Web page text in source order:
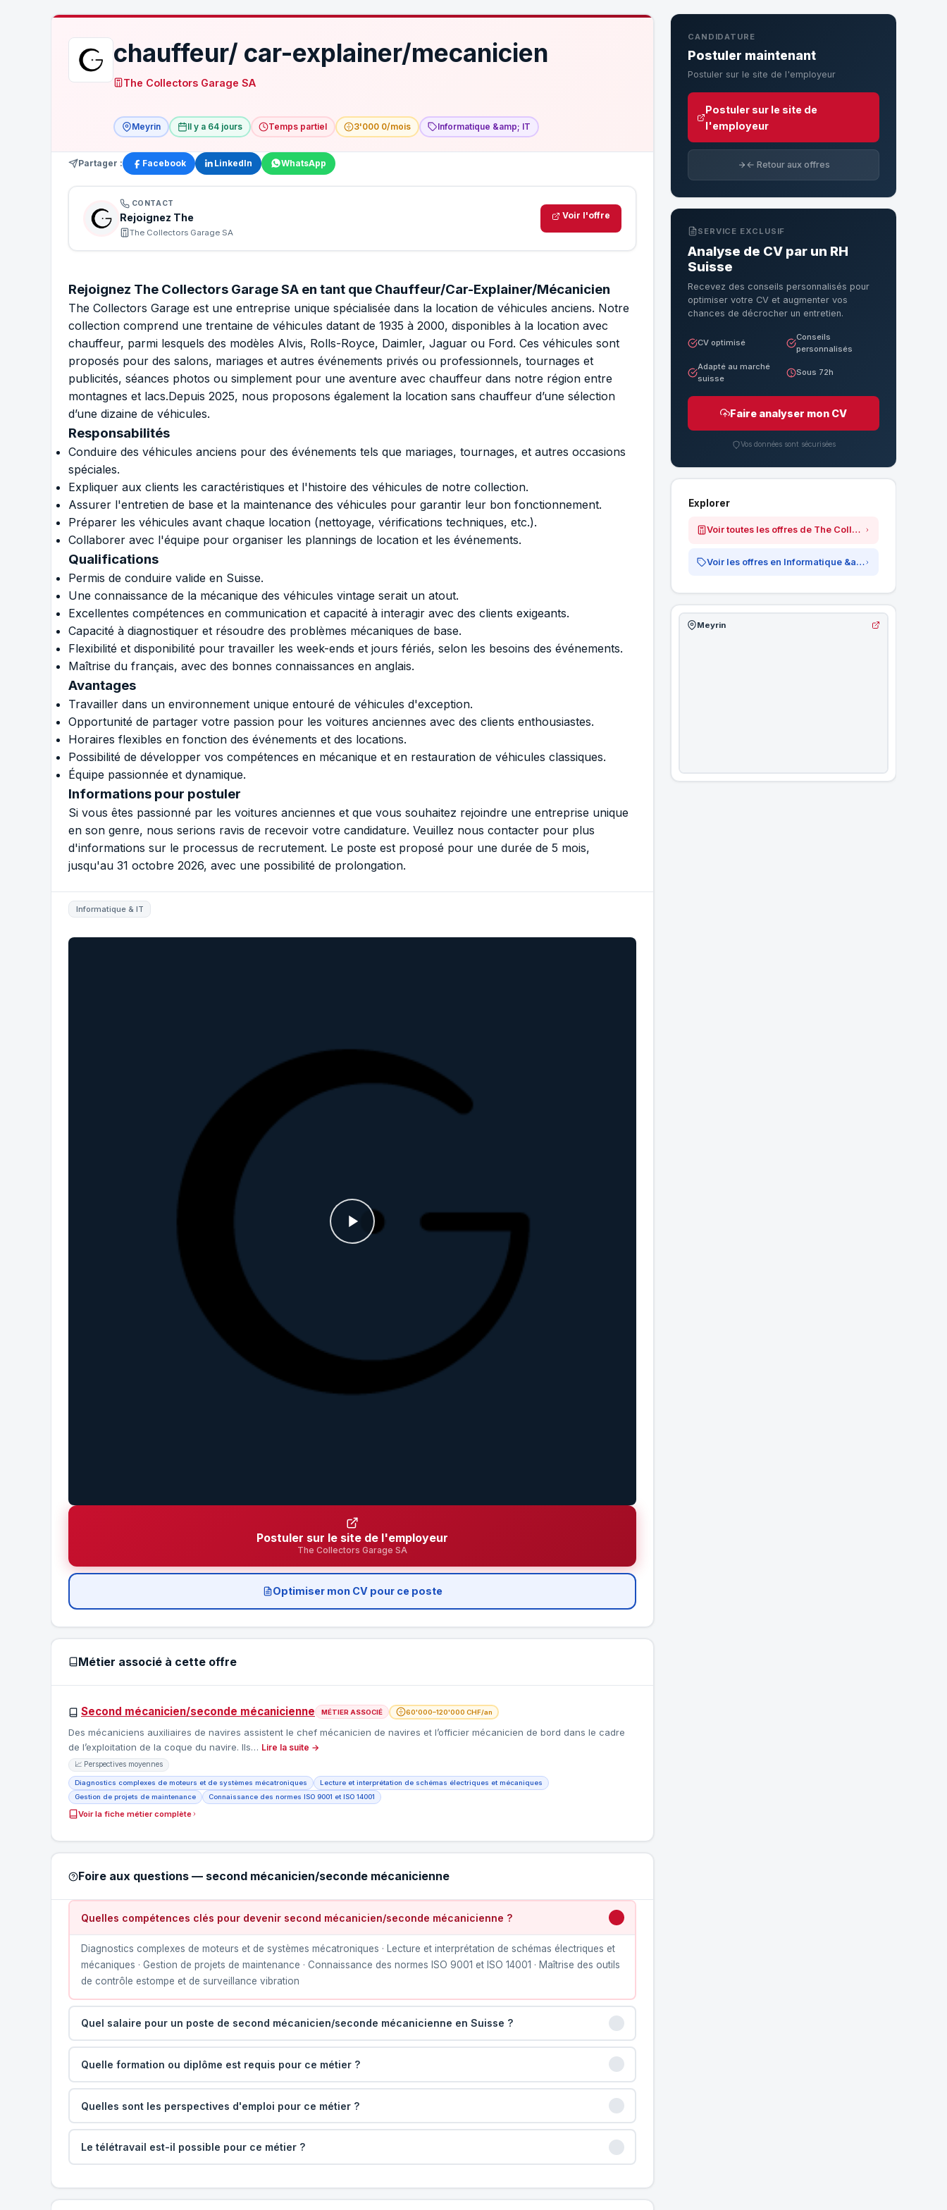
chauffeur/ car-explainer/mecanicien
The Collectors Garage SA
Meyrin Il y a 64 jours Temps partiel 3'000 0/mois Informatique &amp; IT
Partager : Facebook LinkedIn WhatsApp
CONTACT
Rejoignez The
The Collectors Garage SA
Voir l'offre
Rejoignez The Collectors Garage SA en tant que Chauffeur/Car-Explainer/Mécanicien
The Collectors Garage est une entreprise unique spécialisée dans la location de véhicules anciens. Notre
collection comprend une trentaine de véhicules datant de 1935 à 2000, disponibles à la location avec
chauffeur, parmi lesquels des modèles Alvis, Rolls-Royce, Daimler, Jaguar ou Ford. Ces véhicules sont
proposés pour des salons, mariages et autres événements privés ou professionnels, tournages et
publicités, séances photos ou simplement pour une aventure avec chauffeur dans notre région entre
montagnes et lacs.Depuis 2025, nous proposons également la location sans chauffeur d’une sélection
d’une dizaine de véhicules.
Responsabilités
Conduire des véhicules anciens pour des événements tels que mariages, tournages, et autres occasions
spéciales.
Expliquer aux clients les caractéristiques et l'histoire des véhicules de notre collection.
Assurer l'entretien de base et la maintenance des véhicules pour garantir leur bon fonctionnement.
Préparer les véhicules avant chaque location (nettoyage, vérifications techniques, etc.).
Collaborer avec l'équipe pour organiser les plannings de location et les événements.
Qualifications
Permis de conduire valide en Suisse.
Une connaissance de la mécanique des véhicules vintage serait un atout.
Excellentes compétences en communication et capacité à interagir avec des clients exigeants.
Capacité à diagnostiquer et résoudre des problèmes mécaniques de base.
Flexibilité et disponibilité pour travailler les week-ends et jours fériés, selon les besoins des événements.
Maîtrise du français, avec des bonnes connaissances en anglais.
Avantages
Travailler dans un environnement unique entouré de véhicules d'exception.
Opportunité de partager votre passion pour les voitures anciennes avec des clients enthousiastes.
Horaires flexibles en fonction des événements et des locations.
Possibilité de développer vos compétences en mécanique et en restauration de véhicules classiques.
Équipe passionnée et dynamique.
Informations pour postuler
Si vous êtes passionné par les voitures anciennes et que vous souhaitez rejoindre une entreprise unique
en son genre, nous serions ravis de recevoir votre candidature. Veuillez nous contacter pour plus
d'informations sur le processus de recrutement. Le poste est proposé pour une durée de 5 mois,
jusqu'au 31 octobre 2026, avec une possibilité de prolongation.
Informatique & IT
Postuler sur le site de l'employeur
The Collectors Garage SA
Optimiser mon CV pour ce poste
Métier associé à cette offre
Second mécanicien/seconde mécanicienne MÉTIER ASSOCIÉ 60'000–120'000 CHF/an
Des mécaniciens auxiliaires de navires assistent le chef mécanicien de navires et l’officier mécanicien de bord dans le cadre
de l’exploitation de la coque du navire. Ils… Lire la suite →
📈 Perspectives moyennes
Diagnostics complexes de moteurs et de systèmes mécatroniques
Lecture et interprétation de schémas électriques et mécaniques
Gestion de projets de maintenance
Connaissance des normes ISO 9001 et ISO 14001
Voir la fiche métier complète
Foire aux questions — second mécanicien/seconde mécanicienne
Quelles compétences clés pour devenir second mécanicien/seconde mécanicienne ?
Diagnostics complexes de moteurs et de systèmes mécatroniques · Lecture et interprétation de schémas électriques et
mécaniques · Gestion de projets de maintenance · Connaissance des normes ISO 9001 et ISO 14001 · Maîtrise des outils
de contrôle estompe et de surveillance vibration
Quel salaire pour un poste de second mécanicien/seconde mécanicienne en Suisse ?
Quelle formation ou diplôme est requis pour ce métier ?
Quelles sont les perspectives d'emploi pour ce métier ?
Le télétravail est-il possible pour ce métier ?
CANDIDATURE
Postuler maintenant
Postuler sur le site de l'employeur
Postuler sur le site de
l'employeur
← Retour aux offres
SERVICE EXCLUSIF
Analyse de CV par un RH
Suisse
Recevez des conseils personnalisés pour
optimiser votre CV et augmenter vos
chances de décrocher un entretien.
CV optimisé
Conseils
personnalisés
Adapté au marché
suisse
Sous 72h
Faire analyser mon CV
Vos données sont sécurisées
Explorer
Voir toutes les offres de The Collectors Garage SA
Voir les offres en Informatique &amp; IT
Meyrin